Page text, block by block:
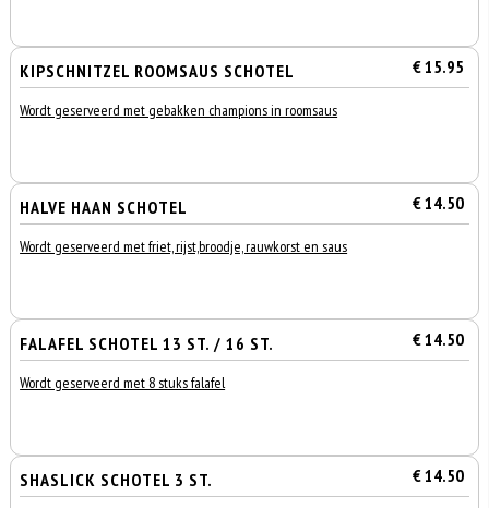
KIPSCHNITZEL ROOMSAUS SCHOTEL € 15.95
Wordt geserveerd met gebakken champions in roomsaus
HALVE HAAN SCHOTEL € 14.50
Wordt geserveerd met friet, rijst,broodje, rauwkorst en saus
FALAFEL SCHOTEL 13 ST. / 16 ST. € 14.50
Wordt geserveerd met 8 stuks falafel
SHASLICK SCHOTEL 3 ST. € 14.50